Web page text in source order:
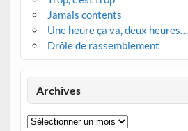
Jamais contents
Une heure ça va, deux heures…
Drôle de rassemblement
Archives
Archives